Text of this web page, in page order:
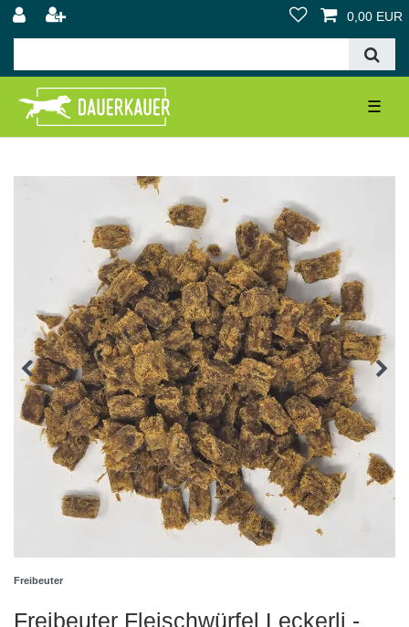
0,00 EUR
☰
Freibeuter
Freibeuter Fleischwürfel Leckerli -